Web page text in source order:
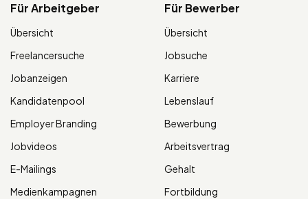
Für Arbeitgeber
Übersicht
Freelancersuche
Jobanzeigen
Kandidatenpool
Employer Branding
Jobvideos
E-Mailings
Medienkampagnen
Für Bewerber
Übersicht
Jobsuche
Karriere
Lebenslauf
Bewerbung
Arbeitsvertrag
Gehalt
Fortbildung